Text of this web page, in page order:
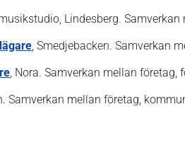
Lindesberg.
, Smedjebacken. Samverkan
, Nora. Samverkan mellan företag,
Samverkan mellan företag,